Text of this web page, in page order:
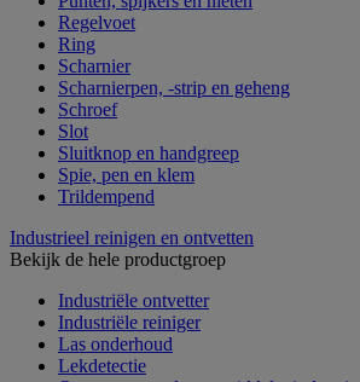
Regelvoet
Ring
Scharnier
Scharnierpen, -strip en geheng
Schroef
Slot
Sluitknop en handgreep
Spie, pen en klem
Trildempend
Industrieel reinigen en ontvetten
Bekijk de hele productgroep
Industriële ontvetter
Industriële reiniger
Las onderhoud
Lekdetectie